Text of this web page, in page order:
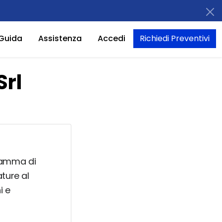
Assistenza Accedi Richiedi Preventivi
di
al
e